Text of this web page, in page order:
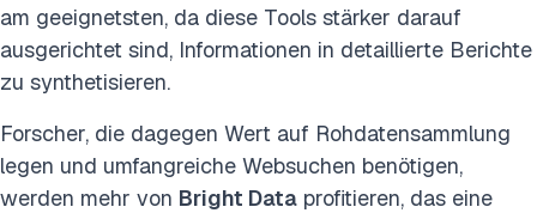
am geeignetsten, da diese Tools stärker darauf
ausgerichtet sind, Informationen in detaillierte Berichte
zu synthetisieren.
Forscher, die dagegen Wert auf Rohdatensammlung
legen und umfangreiche Websuchen benötigen,
werden mehr von Bright Data profitieren, das eine